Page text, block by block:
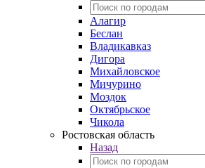
Алагир
Беслан
Владикавказ
Дигора
Михайловское
Мичурино
Моздок
Октябрьское
Чикола
Ростовская область
Назад